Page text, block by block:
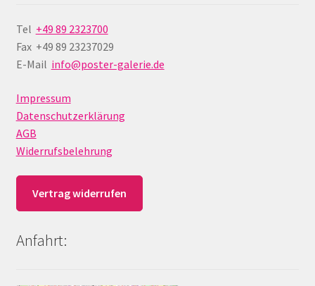
Tel +49 89 2323700
Fax +49 89 23237029
E-Mail info@poster-galerie.de
Impressum
Datenschutzerklärung
AGB
Widerrufsbelehrung
Vertrag widerrufen
Anfahrt: